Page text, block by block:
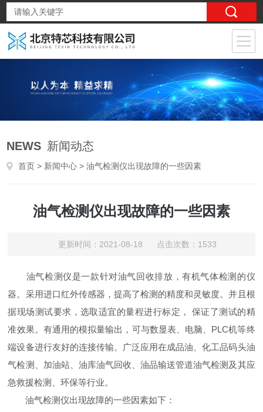
NEWS 新闻动态
首页 > 新闻中心 > 油气检测仪出现故障的一些因素
油气检测仪出现故障的一些因素
更新时间：2021-08-18 点击次数：1533
油气检测仪是一款针对油气回收排放，有机气体检测的仪
器。采用进口红外传感器，提高了检测的精度和灵敏度。并且根
据现场测试要求，选取适宜的量程进行标定， 保证了测试的精
准效果。有通用的模拟量输出，可与数显表、电脑、PLC机等终
端设备进行友好的连接传输。广泛应用在成品油、化工品码头油
气检测、加油站、油库油气回收、油品输送管道油气检测及其应
急救援检测、环保等行业。
油气检测仪出现故障的一些因素如下：